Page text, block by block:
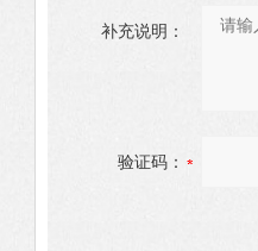
补充说明：
验证码：